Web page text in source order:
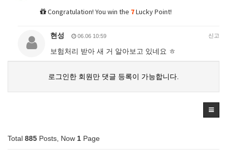
Congratulation! You win the 7Lucky Point!
현성 06.06 10:59 신고
보험처리 받아 새 거 알아보고 있네요 ㅎ
로그인한 회원만 댓글 등록이 가능합니다.
Total 885 Posts, Now 1 Page